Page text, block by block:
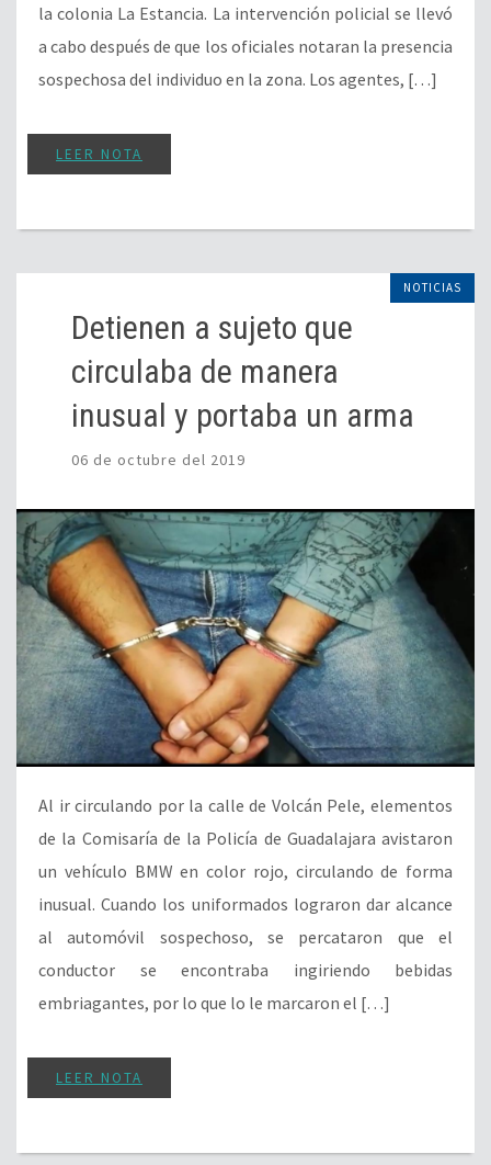
la colonia La Estancia. La intervención policial se llevó
a cabo después de que los oficiales notaran la presencia
sospechosa del individuo en la zona. Los agentes, […]
LEER NOTA
NOTICIAS
Detienen a sujeto que
circulaba de manera
inusual y portaba un arma
06 de octubre del 2019
Al ir circulando por la calle de Volcán Pele, elementos
de la Comisaría de la Policía de Guadalajara avistaron
un vehículo BMW en color rojo, circulando de forma
inusual. Cuando los uniformados lograron dar alcance
al automóvil sospechoso, se percataron que el
conductor se encontraba ingiriendo bebidas
embriagantes, por lo que lo le marcaron el […]
LEER NOTA